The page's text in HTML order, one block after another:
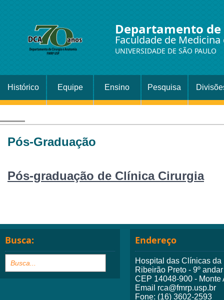
Departamento
Faculdade de
UNIVERSIDADE DE SÃO PAULO
Histórico Equipe Ensino Pesquisa
Pós-Graduação
Pós-graduação de Clínica Cirurgia
Busca: Endereço
Hospital das Clínicas
Ribeirão Preto - 9º andar
CEP 14048-900 -
Email rca@fmrp.usp.br
Fone: (16) 3602-2593